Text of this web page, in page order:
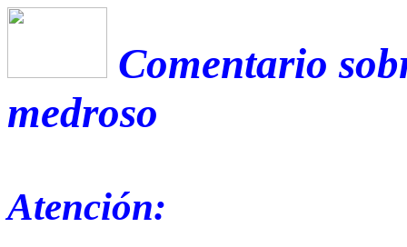
Comentario
medroso
Atención: